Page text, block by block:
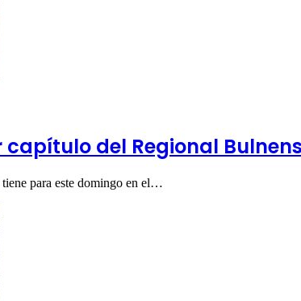
del Regional
para este domingo en el…